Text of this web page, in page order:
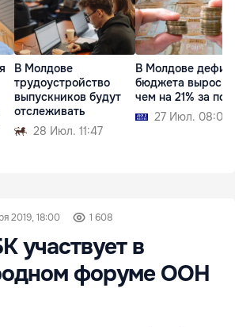
В Молдове
трудоустройство
выпускников будут
отслеживать
28 Июл. 11:47
В Молдове
бюджета вырос
чем на 21% за
27 Июл. 08:03
2019, 18:00 1 608
участвует в
форуме ООН